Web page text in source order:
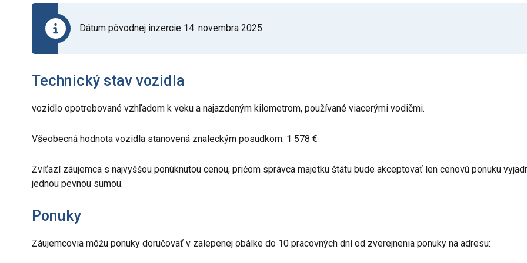
Dátum pôvodnej inzercie 14. novembra 2025
Technický stav vozidla
vozidlo opotrebované vzhľadom k veku a najazdeným kilometrom, používané viacerými vodičmi.
Všeobecná hodnota vozidla stanovená znaleckým posudkom: 1 578 €
Zvíťazí záujemca s najvyššou ponúknutou cenou, pričom správca majetku štátu bude akceptovať len cenovú ponuku
jednou pevnou sumou.
Ponuky
Záujemcovia môžu ponuky doručovať v zalepenej obálke do 10 pracovných dní od zverejnenia ponuky na adresu: